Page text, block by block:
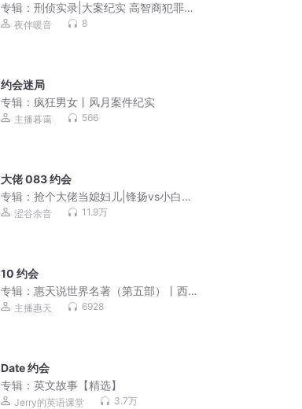
专辑：刑侦实录|大案纪实 高智商犯罪
吕鹏同款
夜伴暖音 8
约会迷局
专辑：疯狂男女丨风月案件纪实
主播暮霭 566
大佬 083 约会
专辑：抢个大佬当媳妇儿|锋扬vs小白胡
萝卜【双男主多人】
涩谷余音 11.9万
10 约会
专辑：惠天说世界名著（第五部）丨西
线无战事续丨三个战友
主播惠天 6928
Date 约会
专辑：英文故事【精选】
Jerry的英语课堂 3.7万